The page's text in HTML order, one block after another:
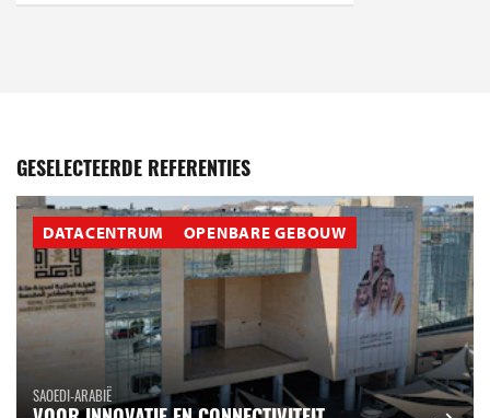
GESELECTEERDE REFERENTIES
DATACENTRUM OPENBARE GEBOUW
SAOEDI-ARABIË